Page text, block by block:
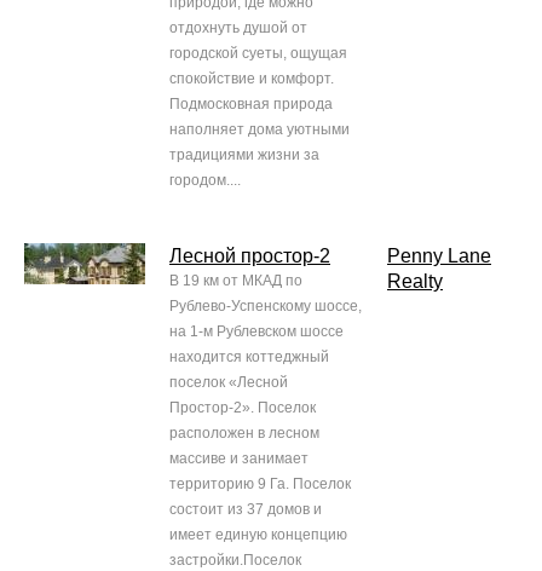
отдохнуть душой от
городской суеты, ощущая
спокойствие и комфорт.
Подмосковная природа
наполняет дома уютными
традициями жизни за
городом....
Лесной простор-2
В 19 км от МКАД по
Рублево-Успенскому шоссе,
на 1-м Рублевском шоссе
находится коттеджный
поселок «Лесной
Простор-2». Поселок
расположен в лесном
массиве и занимает
территорию 9 Га. Поселок
состоит из 37 домов и
имеет единую концепцию
застройки.Поселок
Penny Lane
Realty